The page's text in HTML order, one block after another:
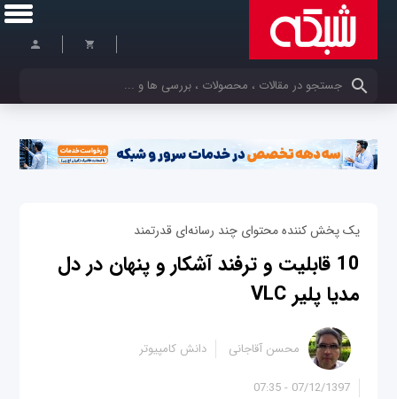
کلمات کلیدی خود را وارد کنید
یک پخش کننده محتوای چند رسانه‌ای قدرتمند
10 قابلیت و ترفند آشکار و پنهان در دل
مدیا پلیر VLC
07/12/1397 - 07:35
محسن آقاجانی دانش کامپیوتر